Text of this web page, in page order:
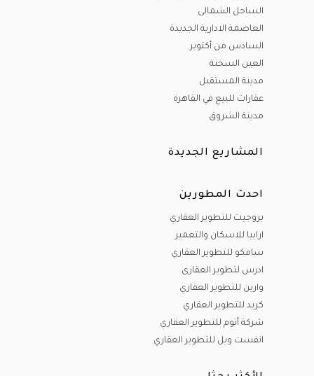
الساحل الشمالى
العاصمة الادارية الجديدة
السادس من أكتوبر
العين السخنة
مدينة المستقبل
عقارات للبيع في القاهرة
مدينة الشروق
المشاريع الجديدة
احدث المطورين
بروجيت للتطوير العقاري
ارابيا للاسكان والتعمير
سامكو للتطوير العقاري
ادرس لتطوير العقارى
وارين للتطوير العقاري
كريد للتطوير العقاري
شركة أتوم للتطوير العقاري
انفست ويل للتطوير العقاري